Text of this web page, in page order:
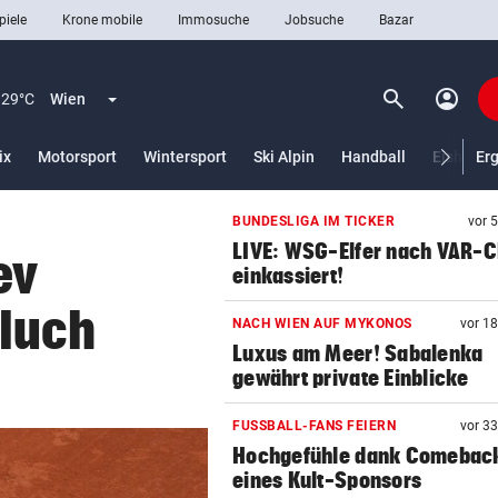
Krone mobile Immosuche Jobsuche Bazar
29°C Wien Menü aufklappen search Suchen
account_circle
Motorsport Wintersport Ski Alpin Handball
BUNDESLIGA IM TICKER vor
LIVE: WSG-Elfer nach VAR-
einkassiert!
NACH WIEN AUF MYKONOS vor
Luxus am Meer! Sabalenka
gewährt private Einblicke
FUSSBALL-FANS FEIERN vor
Hochgefühle dank
eines Kult-Sponsors